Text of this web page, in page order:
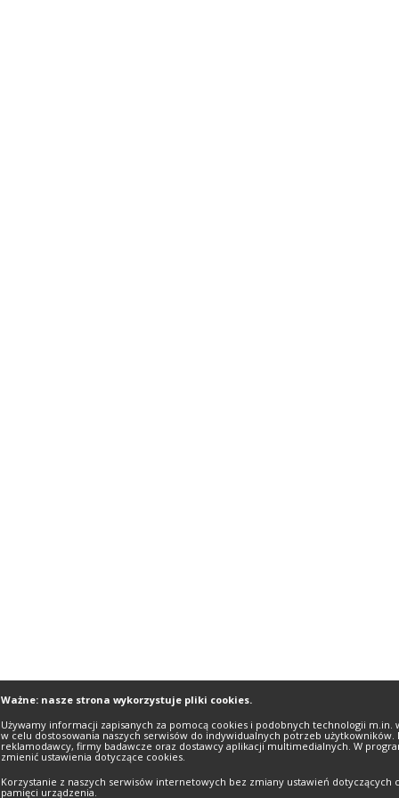
Ważne: nasze strona wykorzystuje pliki cookies.
Używamy informacji zapisanych za pomocą cookies i podobnych technologii
w celu dostosowania naszych serwisów do indywidualnych potrzeb użytkowników.
reklamodawcy, firmy badawcze oraz dostawcy aplikacji multimedialnych. W
zmienić ustawienia dotyczące cookies.
Korzystanie z naszych serwisów internetowych bez zmiany ustawień dotyczących
pamięci urządzenia.